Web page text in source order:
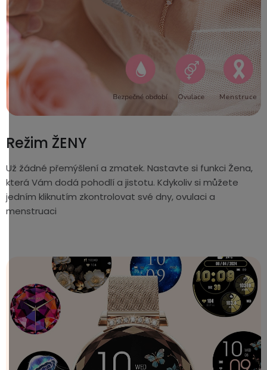
Režim ŽENY
Už žádné přemýšlení a zmatek. Nastavte si funkci Žena,
která Vám dodá pohodlí a jistotu. Kdykoliv si můžete
jedním kliknutím zkontrolovat své dny, ovulaci a
menstruaci